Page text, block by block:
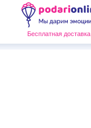
Бесплатная доставка